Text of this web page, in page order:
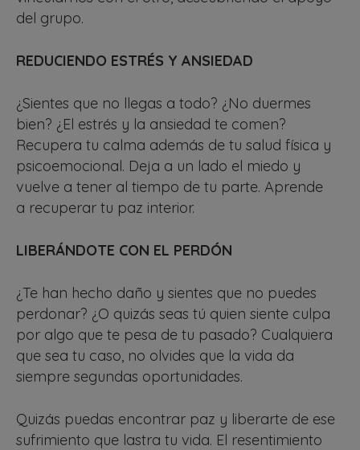
del grupo.
REDUCIENDO ESTRÉS Y ANSIEDAD
¿Sientes que no llegas a todo? ¿No duermes
bien? ¿El estrés y la ansiedad te comen?
Recupera tu calma además de tu salud física y
psicoemocional. Deja a un lado el miedo y
vuelve a tener al tiempo de tu parte. Aprende
a recuperar tu paz interior.
LIBERÁNDOTE CON EL PERDÓN
¿Te han hecho daño y sientes que no puedes
perdonar? ¿O quizás seas tú quien siente culpa
por algo que te pesa de tu pasado? Cualquiera
que sea tu caso, no olvides que la vida da
siempre segundas oportunidades.
Quizás puedas encontrar paz y liberarte de ese
sufrimiento que lastra tu vida. El resentimiento